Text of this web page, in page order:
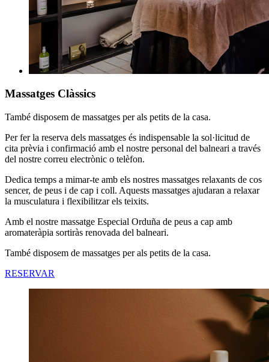
Massatges Clàssics
També disposem de massatges per als petits de la casa.
Per fer la reserva dels massatges és indispensable la sol·licitud de
cita prèvia i confirmació amb el nostre personal del balneari a través
del nostre correu electrònic o telèfon.
Dedica temps a mimar-te amb els nostres massatges relaxants de cos
sencer, de peus i de cap i coll. Aquests massatges ajudaran a relaxar
la musculatura i flexibilitzar els teixits.
Amb el nostre massatge Especial Orduña de peus a cap amb
aromateràpia sortiràs renovada del balneari.
També disposem de massatges per als petits de la casa.
RESERVAR